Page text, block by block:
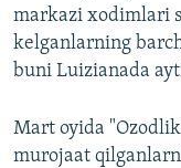
markazi xodimlari
kelganlarning
buni Luizianada
Mart oyida
murojaat